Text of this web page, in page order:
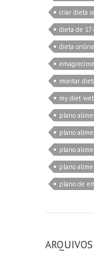
criar dieta
dieta de 17
dieta online
montar
my diet
plano
plano
plano
plano
plano de
ARQUIVOS